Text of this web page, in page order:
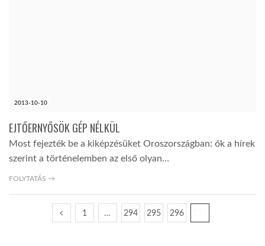
2013-10-10
EJTŐERNYŐSÖK GÉP NÉLKÜL
Most fejezték be a kiképzésüket Oroszországban: ők a hírek
szerint a történelemben az első olyan…
FOLYTATÁS →
1 … 294 295 296